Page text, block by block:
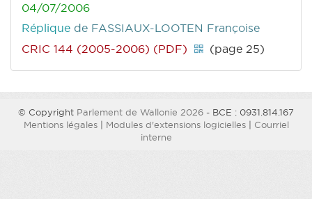
04/07/2006
Réplique de FASSIAUX-LOOTEN Françoise
CRIC 144 (2005-2006) (PDF)
(page 25)
© Copyright Parlement de Wallonie 2026 - BCE : 0931.814.167
Mentions légales| Modules d'extensions logicielles| Courriel
interne